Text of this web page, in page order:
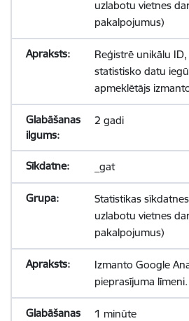
uzlabotu vietnes
pakalpojumus)
Reģistrē unikālu
statistisko datu
apmeklētājs
2 gadi
_gat
Statistikas
uzlabotu vietnes
pakalpojumus)
Izmanto Google
pieprasījuma līmeni.
1 minūte